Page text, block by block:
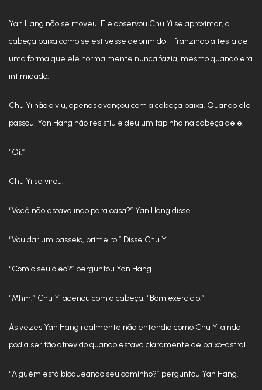
Yan Hang não se moveu. Ele observou Chu Yi se aproximar, a
cabeça baixa como se estivesse deprimido – franzindo a testa de
uma forma que ele normalmente nunca fazia, mesmo quando era
intimidado.
Chu Yi não o viu, apenas avançou com a cabeça baixa. Quando ele
passou, Yan Hang não resistiu e deu um tapinha na cabeça dele.
“Oi.”
Chu Yi se virou.
“Você não estava indo para casa?” Yan Hang disse.
“Vou dar um passeio, primeiro.” Disse Chu Yi.
“Com o seu óleo?” perguntou Yan Hang.
“Mhm.” Chu Yi acenou com a cabeça. “Bom exercício.”
Às vezes Yan Hang realmente não entendia como Chu Yi ainda
podia ser tão atrevido quando estava claramente de baixo-astral.
“Alguém está bloqueando seu caminho?” perguntou Yan Hang.